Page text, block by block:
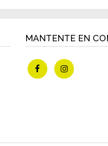
MANTENTE EN